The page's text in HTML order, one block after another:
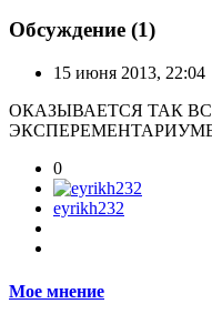
Обсуждение (1)
15 июня 2013, 22:04
ОКАЗЫВАЕТСЯ ТАК
0
eyrikh232
Мое мнение